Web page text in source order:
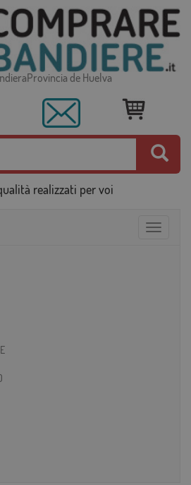
de Huelva
realizzati per voi
Toggle